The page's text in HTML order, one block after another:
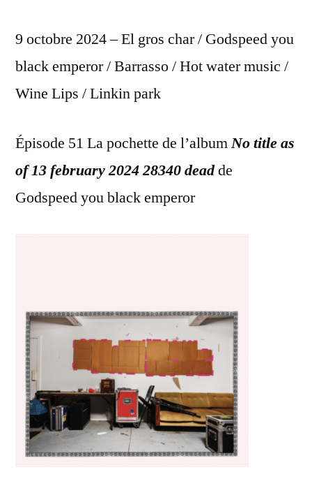
9 octobre 2024 – El gros char / Godspeed you
black emperor / Barrasso / Hot water music /
Wine Lips / Linkin park
Épisode 51 La pochette de l’albumNo title as
of 13 february 2024 28340 deadde
Godspeed you black emperor